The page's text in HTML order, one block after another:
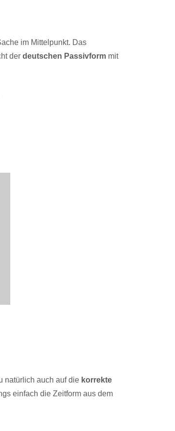
im Mittelpunkt. Das
derdeutschen Passivform mit
natürlich auch auf die korrekte
einfach die Zeitform aus dem